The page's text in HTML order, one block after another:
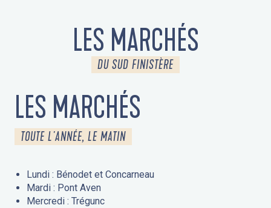
LES MARCHÉS
DU SUD FINISTÈRE
LES MARCHÉS
TOUTE L'ANNÉE, LE MATIN
Lundi : Bénodet et Concarneau
Mardi : Pont Aven
Mercredi : Trégunc